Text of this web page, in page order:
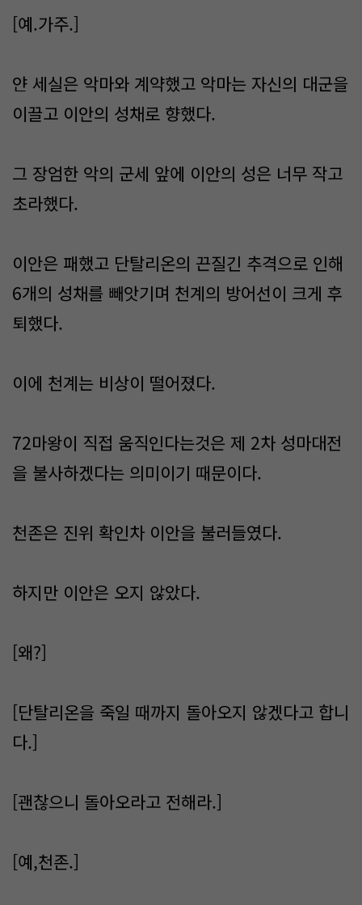
[예.가주.]
얀 세실은 악마와 계약했고 악마는 자신의 대군을
이끌고 이안의 성채로 향했다.
그 장엄한 악의 군세 앞에 이안의 성은 너무 작고
초라했다.
이안은 패했고 단탈리온의 끈질긴 추격으로 인해
6개의 성채를 빼앗기며 천계의 방어선이 크게 후
퇴했다.
이에 천계는 비상이 떨어졌다.
72마왕이 직접 움직인다는것은 제 2차 성마대전
을 불사하겠다는 의미이기 때문이다.
천존은 진위 확인차 이안을 불러들였다.
하지만 이안은 오지 않았다.
[왜?]
[단탈리온을 죽일 때까지 돌아오지 않겠다고 합니
다.]
[괜찮으니 돌아오라고 전해라.]
[예,천존.]